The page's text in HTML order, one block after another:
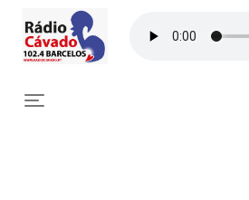
Toggle navigation